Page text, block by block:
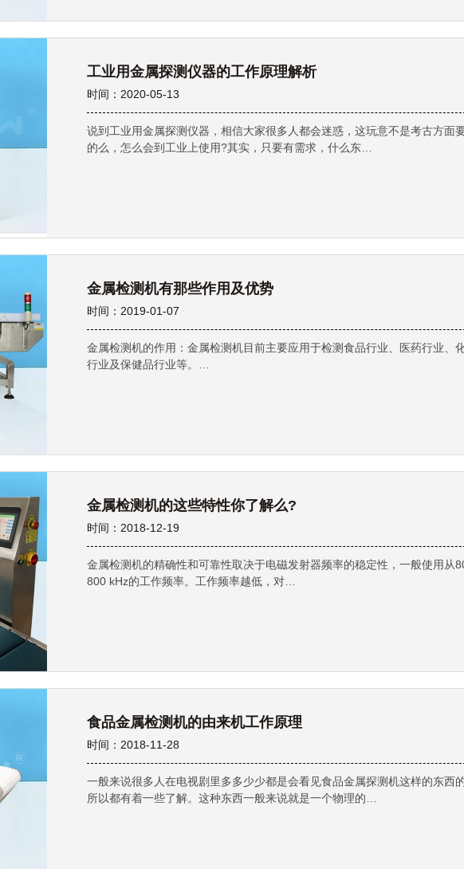
工业用金属探测仪器的工作原理解析
时间：2020-05-13
说到工业用金属探测仪器，相信大家很多人都会迷惑，这玩意不是考古方面
的么，怎么会到工业上使用?其实，只要有需求，什么东…
金属检测机有那些作用及优势
时间：2019-01-07
金属检测机的作用：金属检测机目前主要应用于检测食品行业、医药行业、
行业及保健品行业等。…
金属检测机的这些特性你了解么?
时间：2018-12-19
金属检测机的精确性和可靠性取决于电磁发射器频率的稳定性，一般使用从
800 kHz的工作频率。工作频率越低，对…
食品金属检测机的由来机工作原理
时间：2018-11-28
一般来说很多人在电视剧里多多少少都是会看见食品金属探测机这样的东西
所以都有着一些了解。这种东西一般来说就是一个物理的…